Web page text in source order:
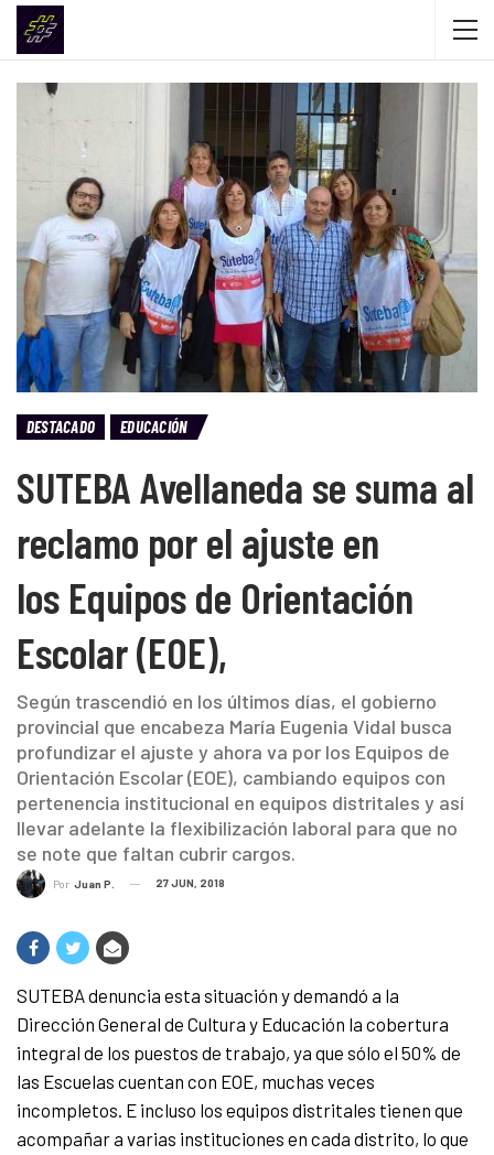
DESTACADO EDUCACIÓN
SUTEBA Avellaneda se suma al
reclamo por el ajuste en
los Equipos de Orientación
Escolar (EOE),
Según trascendió en los últimos días, el gobierno
provincial que encabeza María Eugenia Vidal busca
profundizar el ajuste y ahora va por los Equipos de
Orientación Escolar (EOE), cambiando equipos con
pertenencia institucional en equipos distritales y así
llevar adelante la flexibilización laboral para que no
se note que faltan cubrir cargos.
Por Juan P. 27 JUN, 2018
SUTEBA denuncia esta situación y demandó a la
Dirección General de Cultura y Educación la cobertura
integral de los puestos de trabajo, ya que sólo el 50% de
las Escuelas cuentan con EOE, muchas veces
incompletos. E incluso los equipos distritales tienen que
acompañar a varias instituciones en cada distrito, lo que